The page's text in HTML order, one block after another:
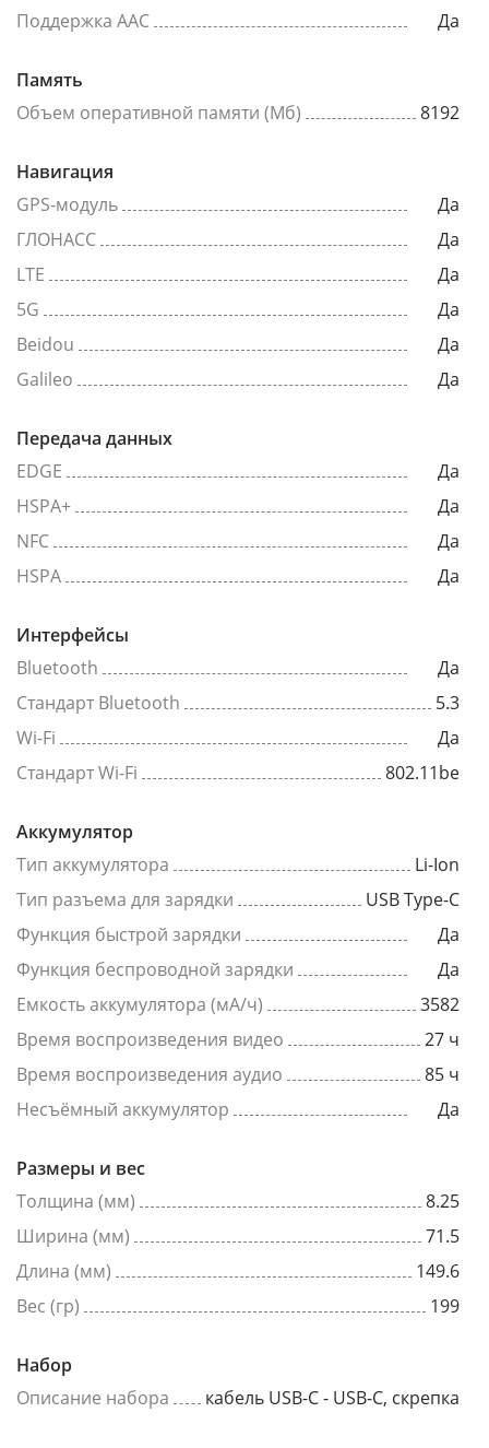
Поддержка AAC Да
Память
Объем оперативной памяти (Мб)
8192
Навигация
GPS-модуль
Да
ГЛОНАСС
Да
LTE
Да
5G
Да
Beidou
Да
Galileo
Да
Передача данных
EDGE
Да
HSPA+
Да
NFC
Да
HSPA
Да
Интерфейсы
Bluetooth
Да
Стандарт Bluetooth
5.3
Wi-Fi
Да
Стандарт Wi-Fi
802.11be
Аккумулятор
Тип аккумулятора
Li-Ion
Тип разъема для зарядки
USB Type-C
Функция быстрой зарядки
Да
Функция беспроводной зарядки
Да
Емкость аккумулятора (мА/ч)
3582
Время воспроизведения видео
27 ч
Время воспроизведения аудио
85 ч
Несъёмный аккумулятор
Да
Размеры и вес
Толщина (мм)
8.25
Ширина (мм)
71.5
Длина (мм)
149.6
Вес (гр)
199
Набор
Описание набора
кабель USB-C - USB-C, скрепка